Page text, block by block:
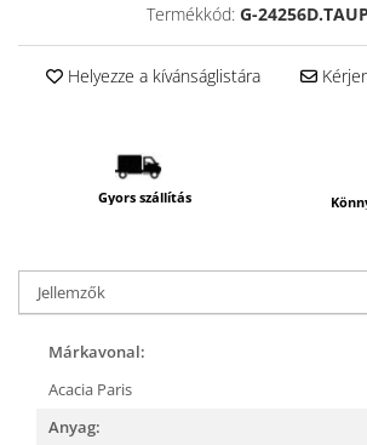
Termékkód: G-
Helyezze a kívánságlistára
Gyors szállítás
Jellemzők
Márkavonal:
Acacia Paris
Anyag: